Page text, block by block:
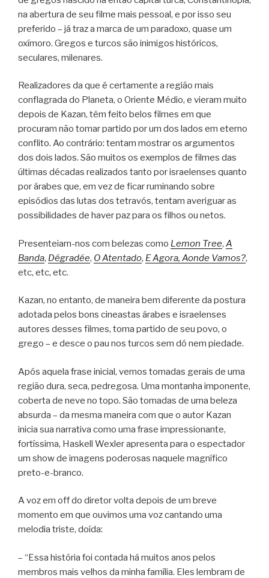
na abertura de seu filme mais pessoal, e por isso seu
preferido – já traz a marca de um paradoxo, quase um
oxímoro. Gregos e turcos são inimigos históricos,
seculares, milenares.
Realizadores da que é certamente a região mais
conflagrada do Planeta, o Oriente Médio, e vieram muito
depois de Kazan, têm feito belos filmes em que
procuram não tomar partido por um dos lados em eterno
conflito. Ao contrário: tentam mostrar os argumentos
dos dois lados. São muitos os exemplos de filmes das
últimas décadas realizados tanto por israelenses quanto
por árabes que, em vez de ficar ruminando sobre
episódios das lutas dos tetravós, tentam averiguar as
possibilidades de haver paz para os filhos ou netos.
Presenteiam-nos com belezas como Lemon Tree, A
Banda, Dégradée, O Atentado, E Agora, Aonde Vamos?,
etc, etc, etc.
Kazan, no entanto, de maneira bem diferente da postura
adotada pelos bons cineastas árabes e israelenses
autores desses filmes, toma partido de seu povo, o
grego – e desce o pau nos turcos sem dó nem piedade.
Após aquela frase inicial, vemos tomadas gerais de uma
região dura, seca, pedregosa. Uma montanha imponente,
coberta de neve no topo. São tomadas de uma beleza
absurda – da mesma maneira com que o autor Kazan
inicia sua narrativa como uma frase impressionante,
fortíssima, Haskell Wexler apresenta para o espectador
um show de imagens poderosas naquele magnífico
preto-e-branco.
A voz em off do diretor volta depois de um breve
momento em que ouvimos uma voz cantando uma
melodia triste, doída:
– “Essa história foi contada há muitos anos pelos
membros mais velhos da minha família. Eles lembram de